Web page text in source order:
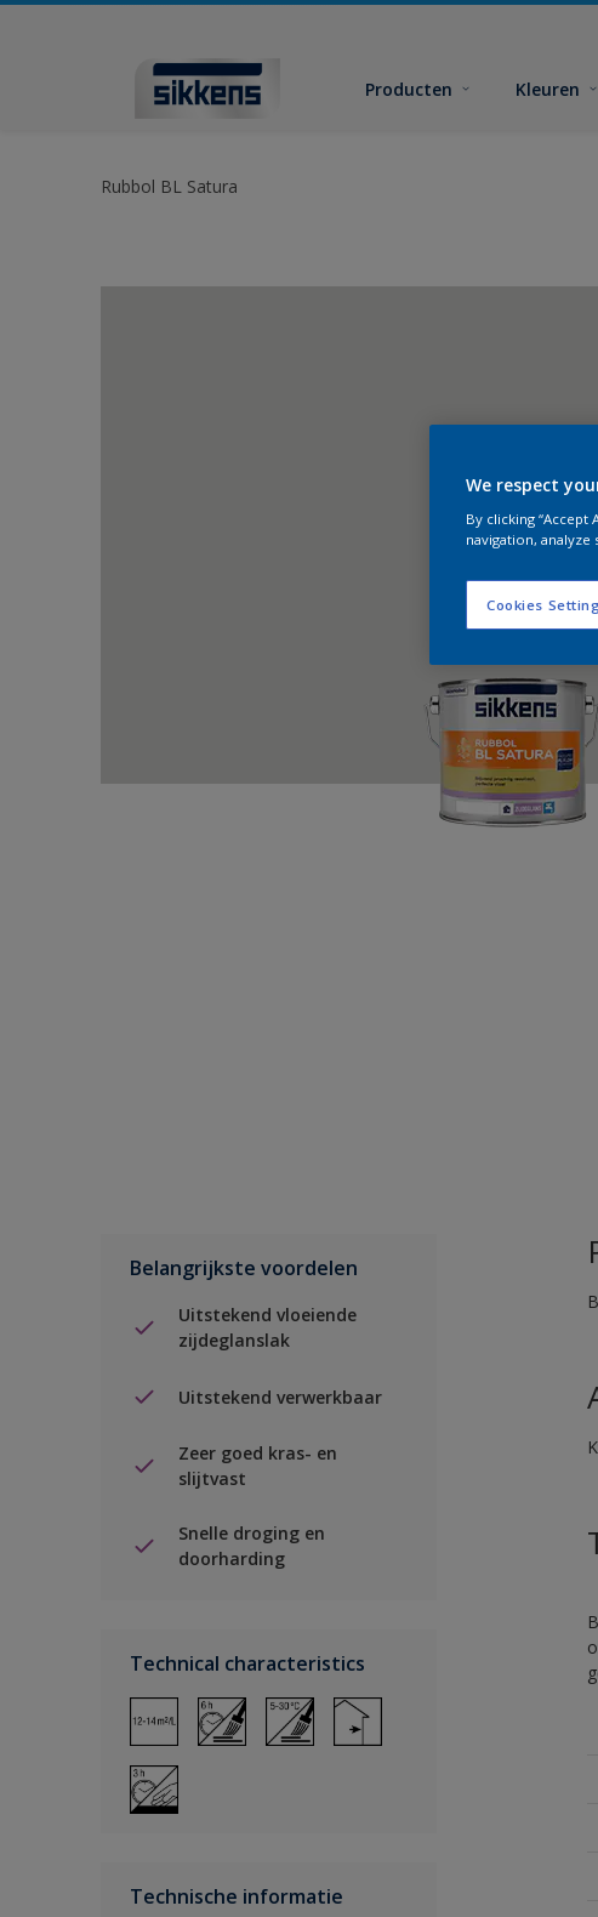
Producten Kleuren
Rubbol BL Satura
Belangrijkste voordelen
Uitstekend vloeiende
zijdeglanslak
Uitstekend verwerkbaar
Zeer goed kras- en
slijtvast
Snelle droging en
doorharding
Technical characteristics
Technische informatie
We respect
By clicking
navigation, analyze
Cookies